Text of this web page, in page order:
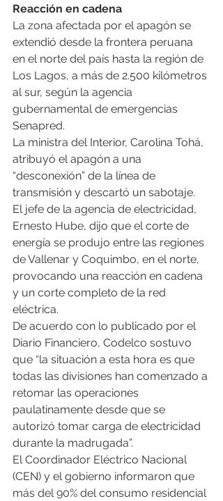
Reacción en cadena
La zona afectada por el apagón se
extendió desde la frontera peruana
en el norte del país hasta la región de
Los Lagos, a más de 2.500 kilómetros
al sur, según la agencia
gubernamental de emergencias
Senapred.
La ministra del Interior, Carolina Tohá,
atribuyó el apagón a una
“desconexión” de la línea de
transmisión y descartó un sabotaje.
El jefe de la agencia de electricidad,
Ernesto Hube, dijo que el corte de
energía se produjo entre las regiones
de Vallenar y Coquimbo, en el norte,
provocando una reacción en cadena
y un corte completo de la red
eléctrica.
De acuerdo con lo publicado por el
Diario Financiero, Codelco sostuvo
que “la situación a esta hora es que
todas las divisiones han comenzado a
retomar las operaciones
paulatinamente desde que se
autorizó tomar carga de electricidad
durante la madrugada”.
El Coordinador Eléctrico Nacional
(CEN) y el gobierno informaron que
más del 90% del consumo residencial